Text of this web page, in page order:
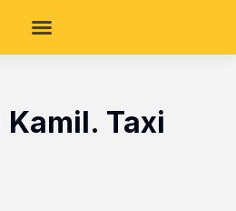
Taxi